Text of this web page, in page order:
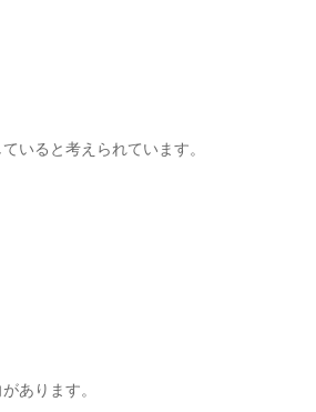
いると考えられています。
あります。